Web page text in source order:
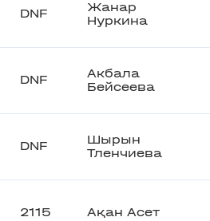
DNF
Жанар
Нуркина
DNF
Акбала
Бейсеева
DNF
Шырын
Тленчиева
2115 Ақан Асет